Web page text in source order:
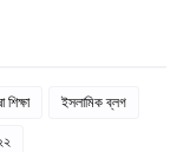
শিক্ষা
ইসলামিক ব্লগ